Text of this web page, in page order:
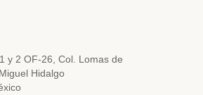
y 2 OF-26, Col. Lomas de
Hidalgo